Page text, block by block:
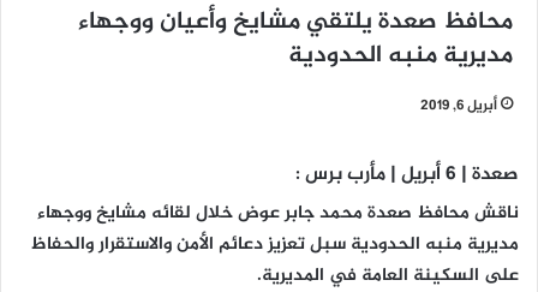
محافظ صعدة يلتقي مشايخ وأعيان ووجهاء
مديرية منبه الحدودية
أبريل 6, 2019
صعدة | 6 أبريل | مأرب برس :
ناقش محافظ صعدة محمد جابر عوض خلال لقائه مشايخ ووجهاء
مديرية منبه الحدودية سبل تعزيز دعائم الأمن والاستقرار والحفاظ
على السكينة العامة في المديرية.